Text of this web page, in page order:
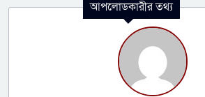
আপলোডকারীর তথ্য